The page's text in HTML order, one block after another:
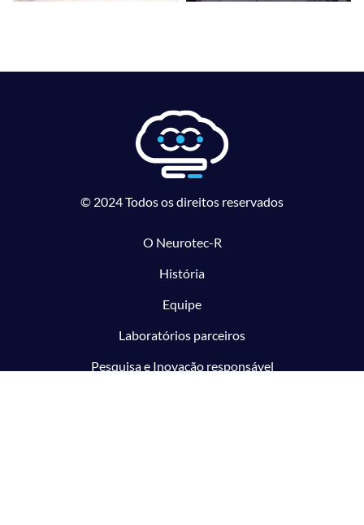
© 2024 Todos os direitos reservados
O Neurotec-R
História
Equipe
Laboratórios parceiros
Pesquisa e Inovação responsável